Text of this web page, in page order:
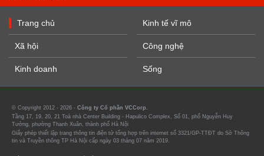
Trang chủ
Xã hội
Kinh doanh
Kinh tế vĩ mô
Công nghệ
Sống
© Copyright 2012 - 2026 - Công ty Cổ phần VCCorp.
Tầng 17, 19, 20, 21 Toà nhà Center Building - Hapulico Complex, Số 01, phố Nguyễn Huy
Tưởng, phường Thanh Xuân, thành phố Hà Nội
Giấy phép thiết lập trang thông tin điện tử tổng hợp trên internet số 3321/GP-TTĐT do Sở Thông
tin và Truyền thông TP Hà Nội cấp ngày 03 tháng 07 năm 2019.